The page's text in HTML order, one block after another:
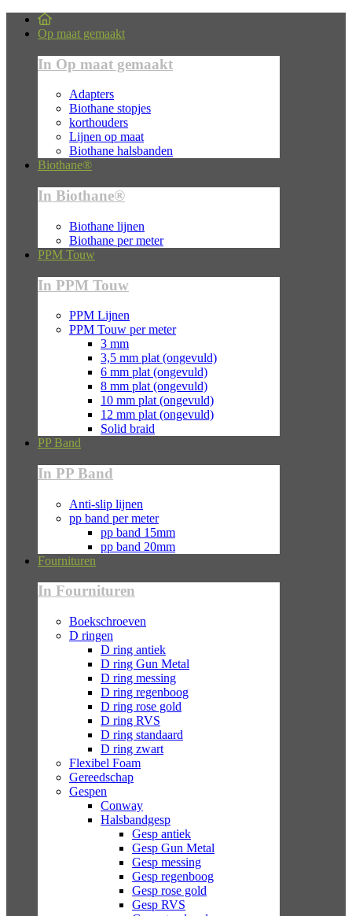
Op maat gemaakt
In Op maat gemaakt
Adapters
Biothane stopjes
korthouders
Lijnen op maat
Biothane halsbanden
Biothane®
In Biothane®
Biothane lijnen
Biothane per meter
PPM Touw
In PPM Touw
PPM Lijnen
PPM Touw per meter
3 mm
3,5 mm plat (ongevuld)
6 mm plat (ongevuld)
8 mm plat (ongevuld)
10 mm plat (ongevuld)
12 mm plat (ongevuld)
Solid braid
PP Band
In PP Band
Anti-slip lijnen
pp band per meter
pp band 15mm
pp band 20mm
Fournituren
In Fournituren
Boekschroeven
D ringen
D ring antiek
D ring Gun Metal
D ring messing
D ring regenboog
D ring rose gold
D ring RVS
D ring standaard
D ring zwart
Flexibel Foam
Gereedschap
Gespen
Conway
Halsbandgesp
Gesp antiek
Gesp Gun Metal
Gesp messing
Gesp regenboog
Gesp rose gold
Gesp RVS